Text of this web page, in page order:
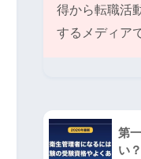
得から転職活
するメディア
第
い